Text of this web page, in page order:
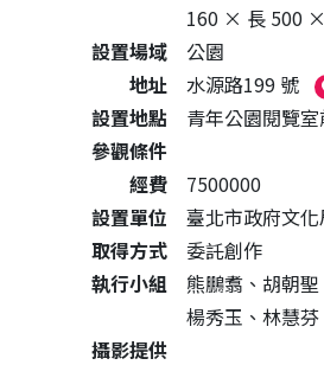
160 × 長 500
設置場域
公園
地址
水源路199 號
設置地點
青年公園閱覽
參觀條件
經費
7500000
設置單位
臺北市政府文化
取得方式
委託創作
執行小組
熊鵬翥、胡朝
楊秀玉、林慧
攝影提供